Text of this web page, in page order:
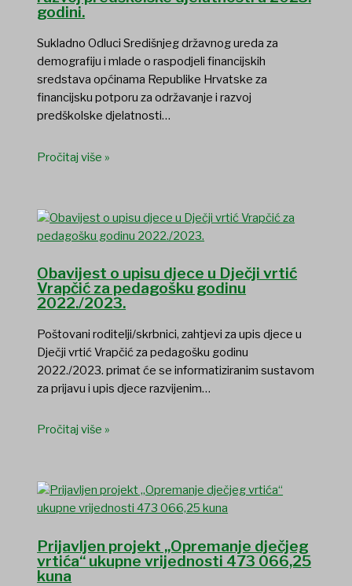
godini.
Sukladno Odluci Središnjeg državnog ureda za
demografiju i mlade o raspodjeli financijskih
sredstava općinama Republike Hrvatske za
financijsku potporu za održavanje i razvoj
predškolske djelatnosti…
Pročitaj više »
Obavijest o upisu djece u Dječji vrtić
Vrapčić za pedagošku godinu
2022./2023.
Poštovani roditelji/skrbnici, zahtjevi za upis djece u
Dječji vrtić Vrapčić za pedagošku godinu
2022./2023. primat će se informatiziranim sustavom
za prijavu i upis djece razvijenim…
Pročitaj više »
Prijavljen projekt „Opremanje dječjeg
vrtića“ ukupne vrijednosti 473 066,25
kuna